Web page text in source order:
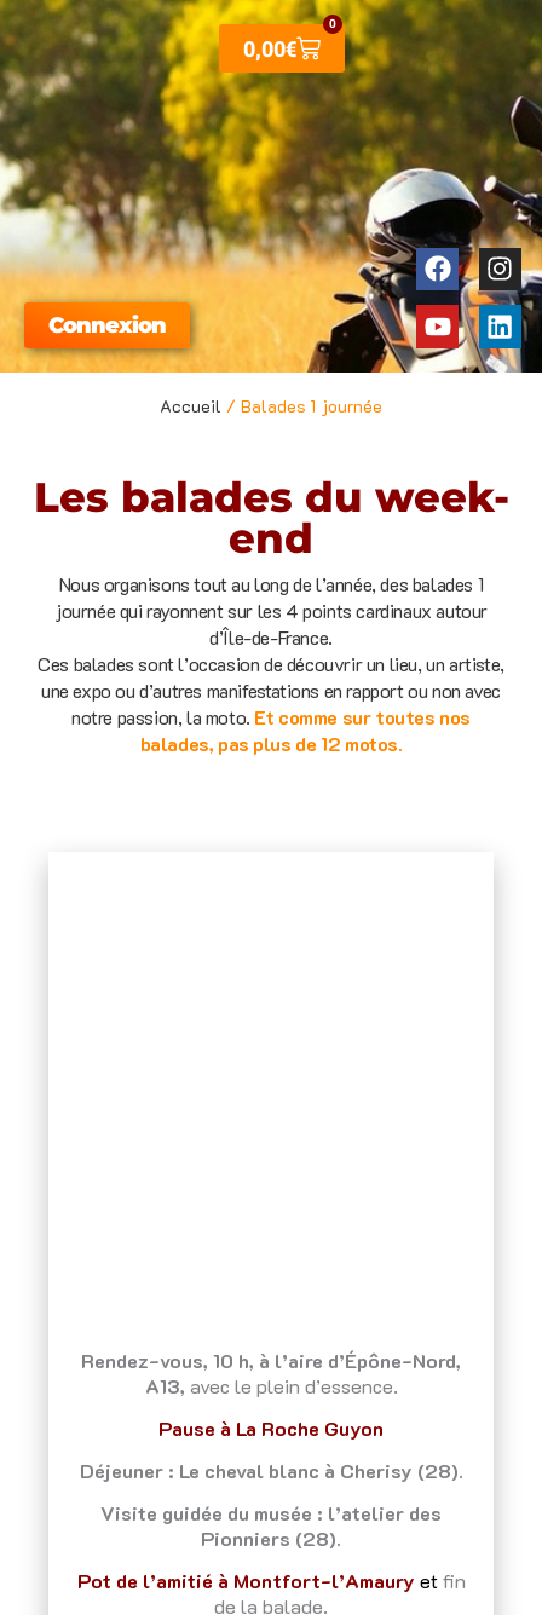
Aller
au
contenu
Connexion
0,00€
0
Panier
Youtube
Accueil / Balades 1 journée
Les balades du week-
end
Nous organisons tout au long de l’année, des balades 1
journée qui rayonnent sur les 4 points cardinaux autour
d’Île-de-France.
Ces balades sont l’occasion de découvrir un lieu, un artiste,
une expo ou d’autres manifestations en rapport ou non avec
notre passion, la moto. Et comme sur toutes nos
balades, pas plus de 12 motos.
Rendez-vous, 10 h, à l’aire d’Épône-Nord,
A13, avec le plein d’essence.
Pause à La Roche Guyon
Déjeuner : Le cheval blanc à Cherisy (28).
Visite guidée du musée : l’atelier des
Pionniers (28).
Pot de l’amitié à Montfort-l’Amaury et fin
de la balade.